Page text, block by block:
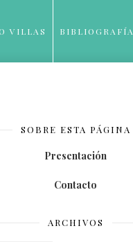
VILLAS BIBLIOGRAFÍA
SOBRE ESTA PÁGINA
Presentación
Contacto
ARCHIVOS